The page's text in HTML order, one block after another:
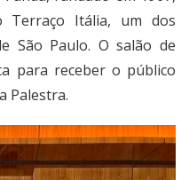
Terraço Itália, um dos
São Paulo. O salão de
para receber o público
Palestra.